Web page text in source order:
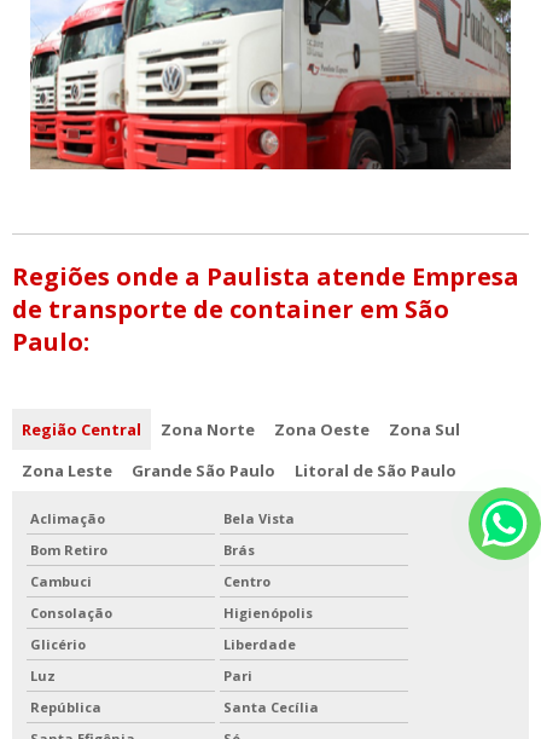
Regiões onde a Paulista atende Empresa
de transporte de container em São
Paulo:
Região Central Zona Norte Zona Oeste
Zona Sul
Zona Leste
Grande São Paulo Litoral de São Paulo
Aclimação
Bela Vista
Bom Retiro
Brás
Cambuci
Centro
Consolação
Higienópolis
Glicério
Liberdade
Luz
Pari
República
Santa Cecília